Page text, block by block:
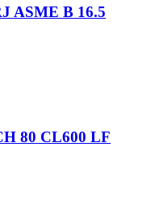
ASME B 16.5
80 CL600 LF